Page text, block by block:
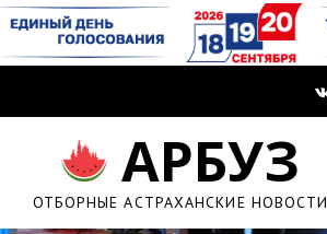
АРБУЗ
ОТБОРНЫЕ АСТРАХАНСКИЕ НОВОСТИ